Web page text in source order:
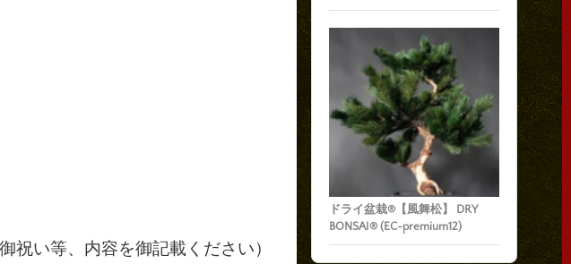
祝い等、内容を御記載ください）
ドライ盆栽®【風舞松】 DRY
BONSAI® (EC-premium12)